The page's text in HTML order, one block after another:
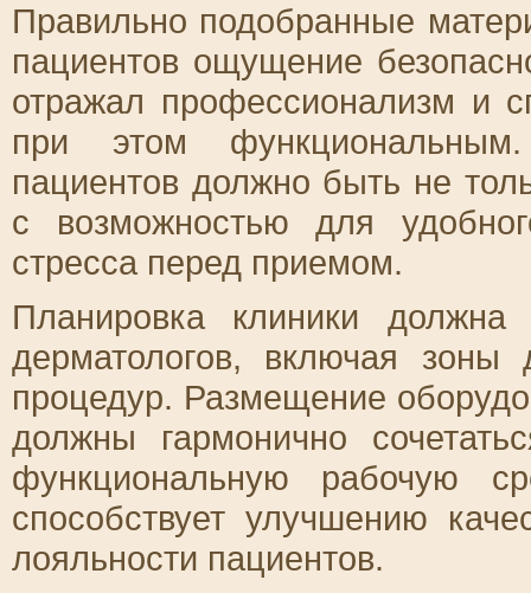
Правильно подобранные
пациентов ощущение
отражал профессионализм и
при этом
пациентов должно быть не
с возможностью для
стресса перед приемом.
Планировка клиники должна
дерматологов, включая зоны
процедур. Размещение
должны гармонично
функциональную рабочую
способствует улучшению
лояльности пациентов.